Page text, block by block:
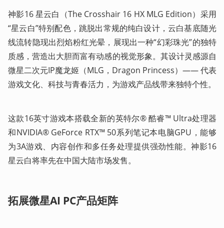
神影16 星云白（The Crosshair 16 HX MLG Edition）采用
“星云白”特别配色，跳脱出常规的纯白设计，云白基底随光
线流转隐现出烈焰粉红光晕，展现出一种“幻彩珠光”的独特
质感，营造出大胆而富有动感的视觉形象。其设计灵感源自
微星二次元IP魔龙姬（MLG，Dragon Princess）—— 代表
游戏文化、科技与青春活力，为游戏产品线带来独特个性。
这款16英寸游戏本搭载全新的英特尔® 酷睿™ Ultra处理器
和NVIDIA® GeForce RTX™ 50系列笔记本电脑GPU，能够
为3A游戏、内容创作和多任务处理提供强劲性能。神影16
星云白将率先在中国大陆市场发售。
拓展微星AI PC产品矩阵